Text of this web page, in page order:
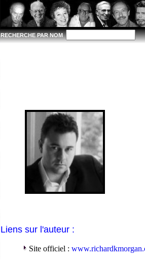
RECHERCHE PAR NOM
Liens sur l'auteur :
Site officiel :